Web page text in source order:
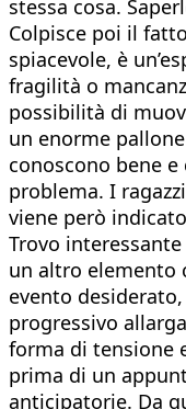
stessa cosa.
Colpisce poi il
spiacevole, è
fragilità o
possibilità di
un enorme
conoscono bene
problema. I
viene però
Trovo
un altro elemento
evento desiderato,
progressivo
forma di tensione
prima di un
anticipatorie. Da